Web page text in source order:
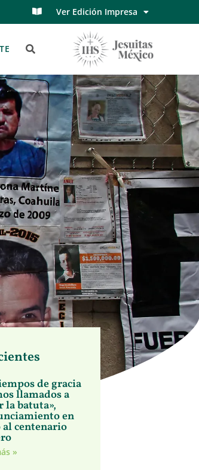
Ver Edición Impresa
de gracia
llamados a
la batuta»,
en
centenario
»